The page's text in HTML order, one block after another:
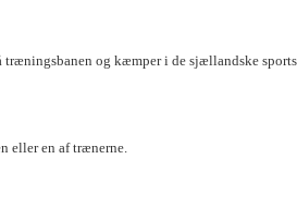
og kæmper i de sjællandske
eller en af trænerne.